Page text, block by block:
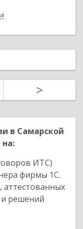
>
в Самарской
ИТС)
фирмы 1С.
аттестованных
и решений